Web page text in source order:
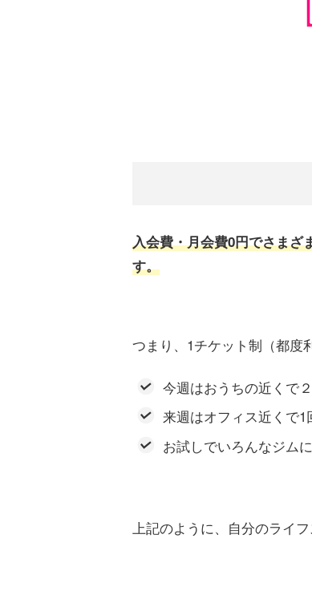
入会費・月会費0円でさまざ
す。
つまり、1チケット制（都度
今週はおうちの近くで
来週はオフィス近くで1
お試しでいろんなジム
上記のように、自分のライ